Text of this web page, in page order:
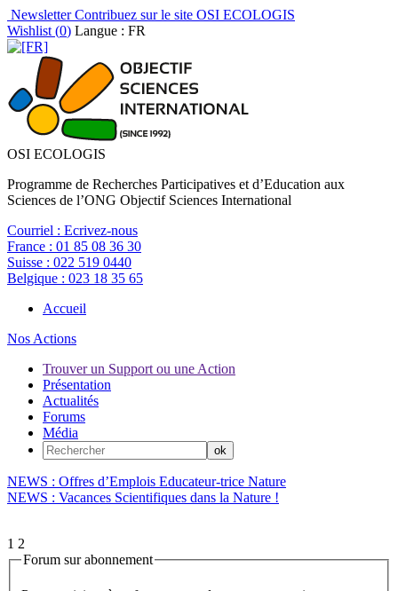
NewsletterContribuez sur le site OSI ECOLOGIS
Wishlist (0) Langue : FR
OSI ECOLOGIS
Programme de Recherches Participatives et d’Education aux
Sciences de l’ONG Objectif Sciences International
Courriel : Ecrivez-nous
France : 01 85 08 36 30
Suisse : 022 519 0440
Belgique : 023 18 35 65
Accueil
Nos Actions
Trouver un Support ou une Action
Présentation
Actualités
Forums
Média
NEWS : Offres d’Emplois Educateur-trice Nature
NEWS : Vacances Scientifiques dans la Nature !
1 2
Forum sur abonnement